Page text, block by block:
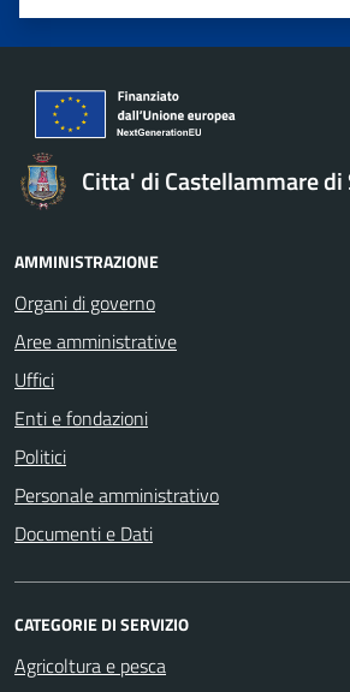
Valuta 5 stelle su 5
Valuta 4 stelle su 5
Valuta 3 stelle su 5
Valuta 2 stelle su 5
Valuta 1 stelle su 5
Citta' di Castellammare di
AMMINISTRAZIONE
Organi di governo
Aree amministrative
Uffici
Enti e fondazioni
Politici
Personale amministrativo
Documenti e Dati
CATEGORIE DI SERVIZIO
Agricoltura e pesca